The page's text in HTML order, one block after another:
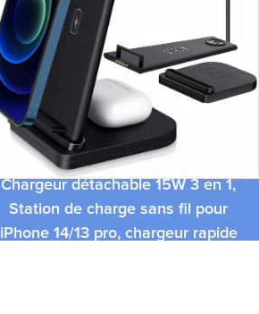
Chargeur détachable 15W 3 en 1,
Station de charge sans fil pour
iPhone 14/13 pro, chargeur rapide